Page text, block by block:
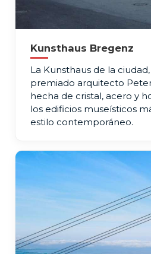
Kunsthaus Bregenz
La Kunsthaus de la
premiado arquitecto
hecha de cristal, acero y
los edificios museísticos
estilo contemporáneo.